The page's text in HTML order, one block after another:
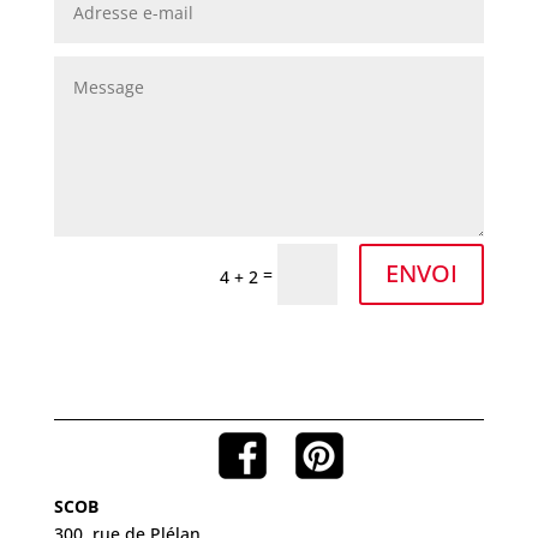
4 + 2 = ENVOI
SCOB
300, rue de Plélan